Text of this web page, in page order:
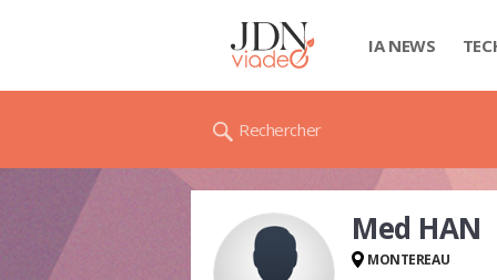
IA NEWS
Rechercher
Med HAN
MONTEREAU